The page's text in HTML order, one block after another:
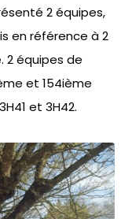
2 équipes,
en référence à 2
2 équipes de
et 154ième
et 3H42.